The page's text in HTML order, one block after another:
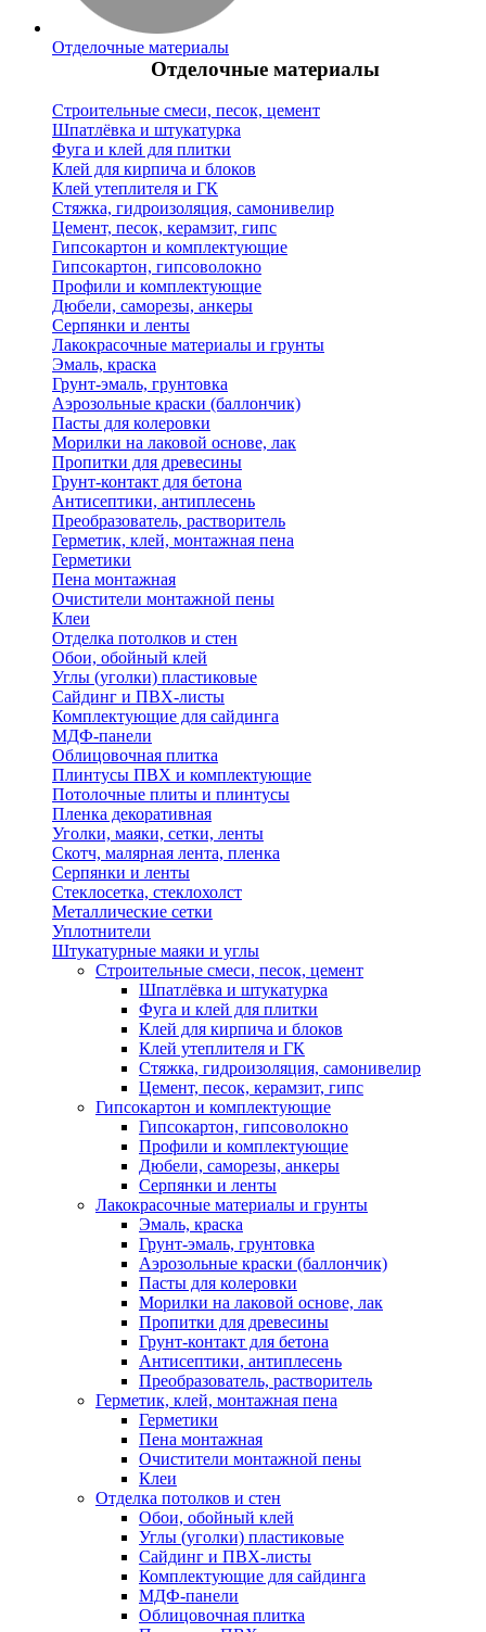
Отделочные материалы
Отделочные материалы
Строительные смеси, песок, цемент
Шпатлёвка и штукатурка
Фуга и клей для плитки
Клей для кирпича и блоков
Клей утеплителя и ГК
Стяжка, гидроизоляция, самонивелир
Цемент, песок, керамзит, гипс
Гипсокартон и комплектующие
Гипсокартон, гипсоволокно
Профили и комплектующие
Дюбели, саморезы, анкеры
Серпянки и ленты
Лакокрасочные материалы и грунты
Эмаль, краска
Грунт-эмаль, грунтовка
Аэрозольные краски (баллончик)
Пасты для колеровки
Морилки на лаковой основе, лак
Пропитки для древесины
Грунт-контакт для бетона
Антисептики, антиплесень
Преобразователь, растворитель
Герметик, клей, монтажная пена
Герметики
Пена монтажная
Очистители монтажной пены
Клеи
Отделка потолков и стен
Обои, обойный клей
Углы (уголки) пластиковые
Сайдинг и ПВХ-листы
Комплектующие для сайдинга
МДФ-панели
Облицовочная плитка
Плинтусы ПВХ и комплектующие
Потолочные плиты и плинтусы
Пленка декоративная
Уголки, маяки, сетки, ленты
Скотч, малярная лента, пленка
Серпянки и ленты
Стеклосетка, стеклохолст
Металлические сетки
Уплотнители
Штукатурные маяки и углы
Строительные смеси, песок, цемент
Шпатлёвка и штукатурка
Фуга и клей для плитки
Клей для кирпича и блоков
Клей утеплителя и ГК
Стяжка, гидроизоляция, самонивелир
Цемент, песок, керамзит, гипс
Гипсокартон и комплектующие
Гипсокартон, гипсоволокно
Профили и комплектующие
Дюбели, саморезы, анкеры
Серпянки и ленты
Лакокрасочные материалы и грунты
Эмаль, краска
Грунт-эмаль, грунтовка
Аэрозольные краски (баллончик)
Пасты для колеровки
Морилки на лаковой основе, лак
Пропитки для древесины
Грунт-контакт для бетона
Антисептики, антиплесень
Преобразователь, растворитель
Герметик, клей, монтажная пена
Герметики
Пена монтажная
Очистители монтажной пены
Клеи
Отделка потолков и стен
Обои, обойный клей
Углы (уголки) пластиковые
Сайдинг и ПВХ-листы
Комплектующие для сайдинга
МДФ-панели
Облицовочная плитка